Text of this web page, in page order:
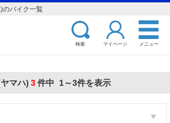
バイク一覧
検索 マイページ メニュー
マハ) 3件中 1～3件を表示